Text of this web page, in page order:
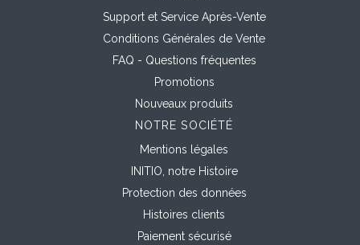
Support et Service Après-Vente
Conditions Générales de Vente
FAQ - Questions fréquentes
Promotions
Nouveaux produits
NOTRE SOCIÉTÉ
Mentions légales
INITIO, notre Histoire
Protection des données
Histoires clients
Paiement sécurisé